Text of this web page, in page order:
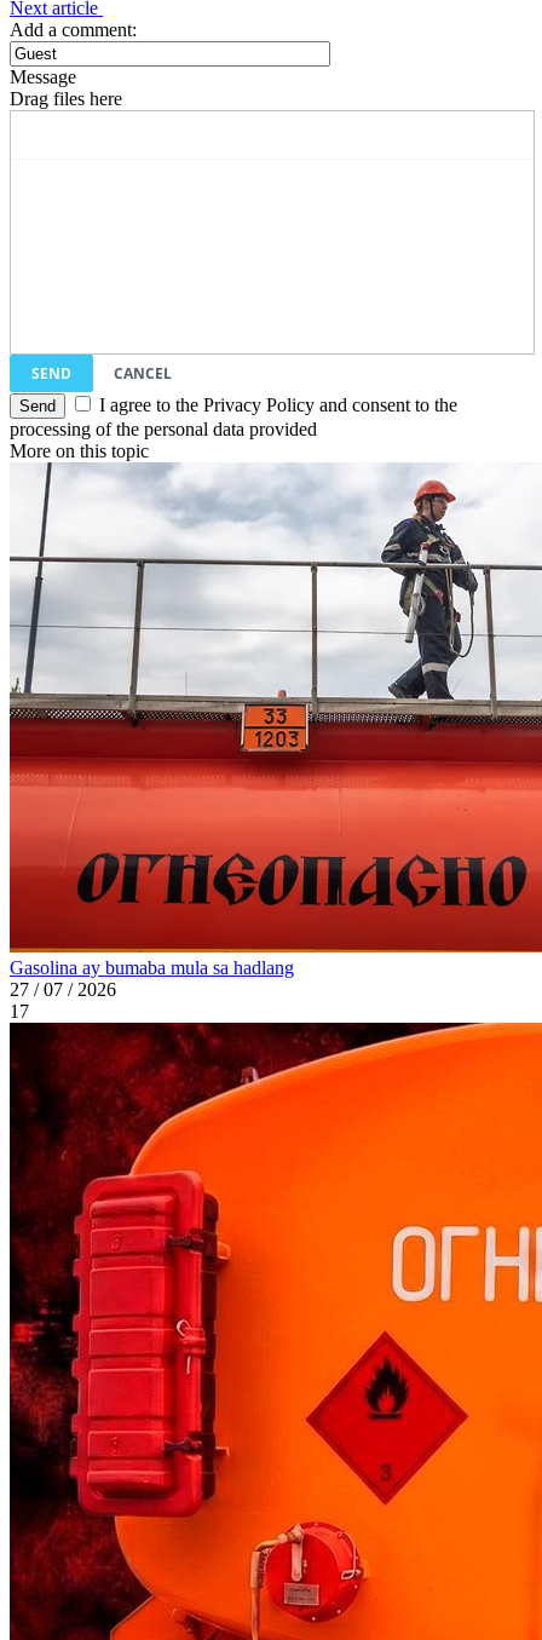
Next article
Add a comment:
Message
Drag files here
SEND
CANCEL
I agree to the Privacy Policy and consent to the
processing of the personal data provided
More on this topic
Gasolina ay bumaba mula sa hadlang
27 / 07 / 2026
17